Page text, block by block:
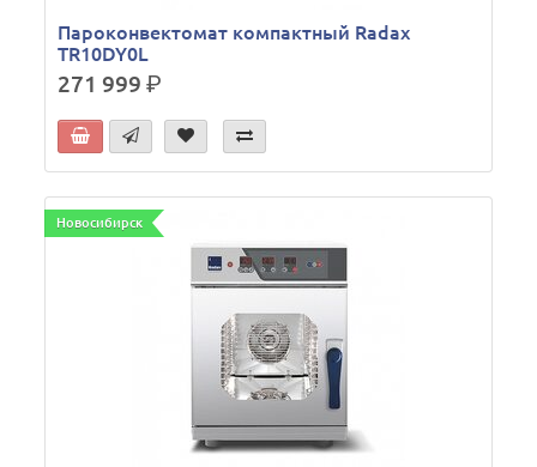
Пароконвектомат компактный Radax
TR10DY0L
271 999р.
Новосибирск